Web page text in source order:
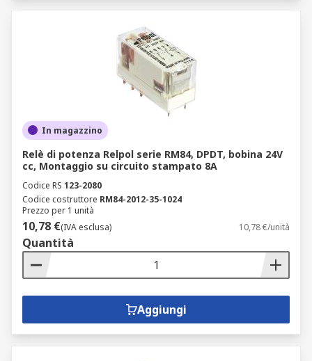
In magazzino
Relè di potenza Relpol serie RM84, DPDT, bobina 24V
cc, Montaggio su circuito stampato 8A
Codice RS 123-2080
Codice costruttore RM84-2012-35-1024
Prezzo per 1 unità
10,78 €(IVA esclusa) 10,78 €/unità
Quantità
Aggiungi